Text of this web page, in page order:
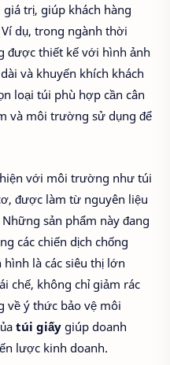
trị, giúp khách hàng
dụ, trong ngành thời
được thiết kế với hình ảnh
và khuyến khích khách
loại túi phù hợp cần cân
và môi trường sử dụng để
với môi trường như túi
được làm từ nguyên liệu
sản phẩm này đang
các chiến dịch chống
là các siêu thị lớn
chế, không chỉ giảm rác
về ý thức bảo vệ môi
túi giấy giúp doanh
lược kinh doanh.